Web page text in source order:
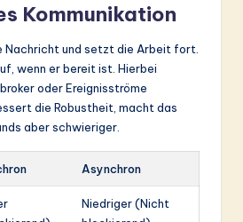
Kommunikation
Nachricht und setzt die Arbeit fort.
wenn er bereit ist. Hierbei
oder Ereignisströme
die Robustheit, macht das
aber schwieriger.
Asynchron
Niedriger (Nicht